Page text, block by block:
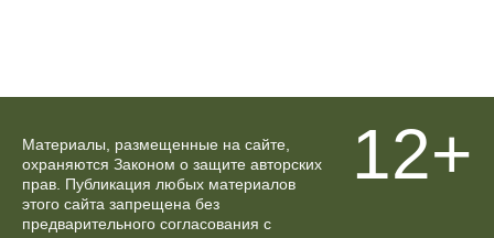
Материалы, размещенные на сайте,
охраняются Законом о защите авторских
прав. Публикация любых материалов
этого сайта запрещена без
предварительного согласования с
12+